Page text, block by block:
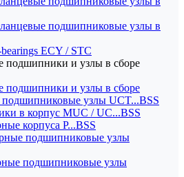
подшипниковые узлы в
ECY / STC
и узлы в сборе
и узлы в сборе
узлы UCT...BSS
в корпус MUC / UC...BSS
корпуса P...BSS
подшипниковые узлы
подшипниковые узлы